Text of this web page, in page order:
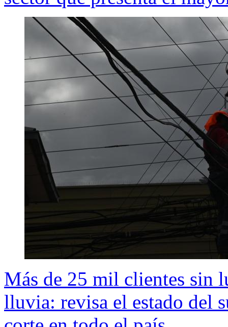
Más de 25 mil clientes sin
lluvia: revisa el estado del